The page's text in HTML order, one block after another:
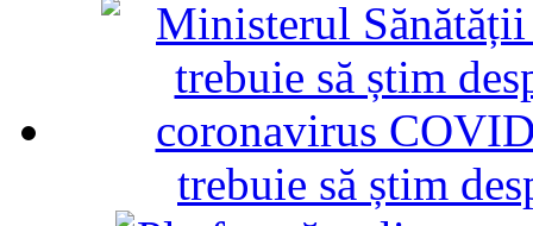
trebuie să știm